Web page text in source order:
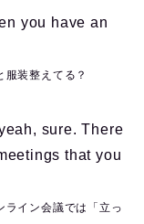
you have an
装整えてる？
sure. There
that you
ライン会議では「立っ